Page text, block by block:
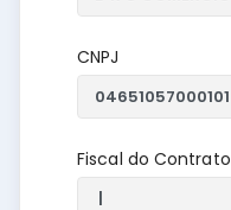
CNPJ
Fiscal do Contrato